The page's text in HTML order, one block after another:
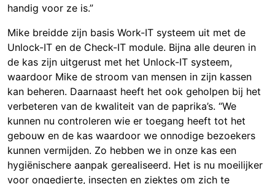
handig voor ze is.”
Mike breidde zijn basis Work-IT systeem uit met de
Unlock-IT en de Check-IT module. Bijna alle deuren in
de kas zijn uitgerust met het Unlock-IT systeem,
waardoor Mike de stroom van mensen in zijn kassen
kan beheren. Daarnaast heeft het ook geholpen bij het
verbeteren van de kwaliteit van de paprika’s. “We
kunnen nu controleren wie er toegang heeft tot het
gebouw en de kas waardoor we onnodige bezoekers
kunnen vermijden. Zo hebben we in onze kas een
hygiënischere aanpak gerealiseerd. Het is nu moeilijker
voor ongedierte, insecten en ziektes om zich te